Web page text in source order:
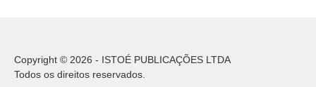
Copyright © 2026 - ISTOÉ PUBLICAÇÕES LTDA
Todos os direitos reservados.